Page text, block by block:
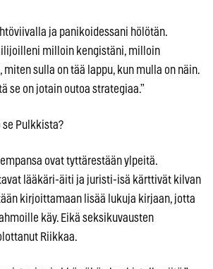
ja panikoidessani hölötän.
milloin kengistäni, milloin
miten sulla on tää lappu, kun mulla on näin.
se on jotain outoa strategiaa.”
Pulkkista?
ovat tyttärestään ylpeitä.
lääkäri-äiti ja juristi-isä kärttivät kilvan
kirjoittamaan lisää lukuja kirjaan, jotta
käy. Eikä seksikuvausten
Riikkaa.